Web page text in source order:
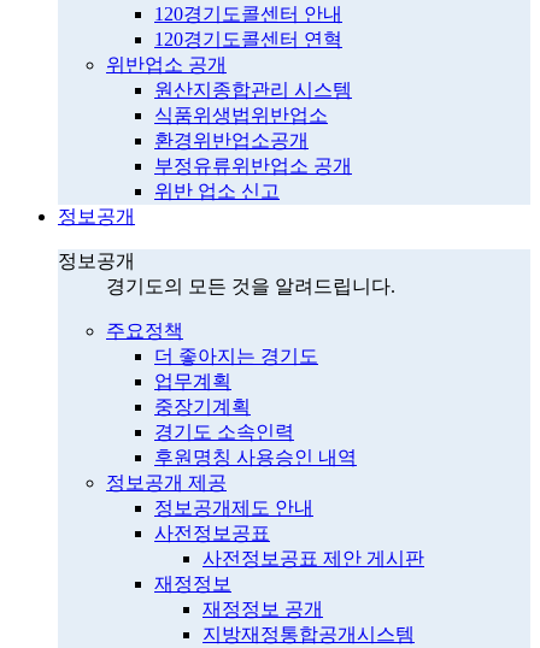
120경기도콜센터 안내
120경기도콜센터 연혁
위반업소 공개
원산지종합관리 시스템
식품위생법위반업소
환경위반업소공개
부정유류위반업소 공개
위반 업소 신고
정보공개
정보공개
경기도의 모든 것을 알려드립니다.
주요정책
더 좋아지는 경기도
업무계획
중장기계획
경기도 소속인력
후원명칭 사용승인 내역
정보공개 제공
정보공개제도 안내
사전정보공표
사전정보공표 제안 게시판
재정정보
재정정보 공개
지방재정통합공개시스템